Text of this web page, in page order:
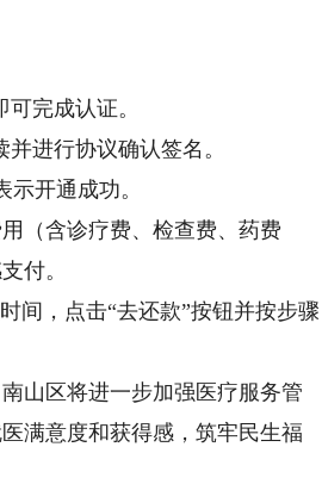
完成认证。
进行协议确认签名。
开通成功。
（含诊疗费、检查费、药费
付。
，点击“去还款”按钮并按步骤
山区将进一步加强医疗服务管
满意度和获得感，筑牢民生福